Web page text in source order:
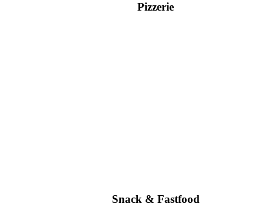
Pizzerie
Snack & Fastfood